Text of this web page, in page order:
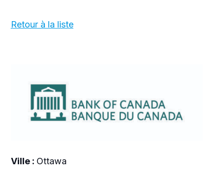
Retour à la liste
Ville : Ottawa